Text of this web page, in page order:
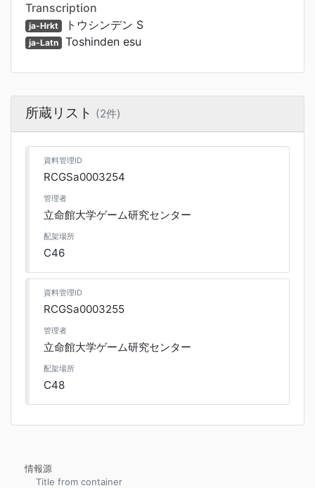
Transcription
ja-Hrkt トウシンデン S
ja-Latn Toshinden esu
所蔵リスト (2件)
資料管理ID
RCGSa0003254
管理者
立命館大学ゲーム研究センター
配架場所
C46
資料管理ID
RCGSa0003255
管理者
立命館大学ゲーム研究センター
配架場所
C48
情報源
Title from container